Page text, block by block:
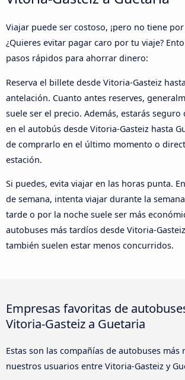
Viajar puede ser costoso, ¡pero no tiene
¿Quieres evitar pagar caro por tu viaje?
pasos rápidos para ahorrar dinero:
Reserva el billete desde Vitoria-Gasteiz
antelación. Cuanto antes reserves,
suele ser el precio. Además, estarás
en el autobús desde Vitoria-Gasteiz hasta
de comprarlo en el último momento o
estación.
Si puedes, evita viajar en las horas punta.
de semana, intenta viajar durante la
tarde o por la noche suele ser más
autobuses más tardíos desde Vitoria-
también suelen estar menos concurridos.
Empresas favoritas de
Vitoria-Gasteiz a Guetaria
Estas son las compañías de autobuses más
nuestros usuarios entre Vitoria-Gasteiz y